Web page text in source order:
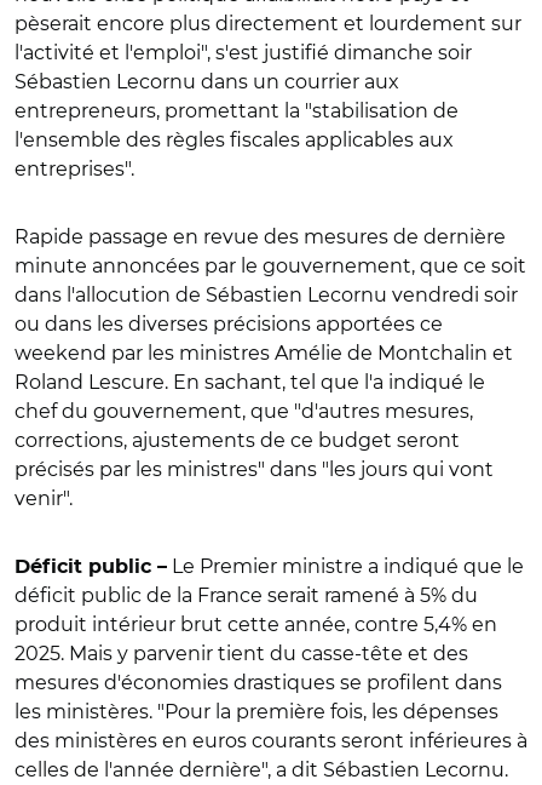
pèserait encore plus directement et lourdement sur
l'activité et l'emploi", s'est justifié dimanche soir
Sébastien Lecornu dans un courrier aux
entrepreneurs, promettant la "stabilisation de
l'ensemble des règles fiscales applicables aux
entreprises".
Rapide passage en revue des mesures de dernière
minute annoncées par le gouvernement, que ce soit
dans l'allocution de Sébastien Lecornu vendredi soir
ou dans les diverses précisions apportées ce
weekend par les ministres Amélie de Montchalin et
Roland Lescure. En sachant, tel que l'a indiqué le
chef du gouvernement, que "d'autres mesures,
corrections, ajustements de ce budget seront
précisés par les ministres" dans "les jours qui vont
venir".
Déficit public – Le Premier ministre a indiqué que le
déficit public de la France serait ramené à 5% du
produit intérieur brut cette année, contre 5,4% en
2025. Mais y parvenir tient du casse-tête et des
mesures d'économies drastiques se profilent dans
les ministères. "Pour la première fois, les dépenses
des ministères en euros courants seront inférieures à
celles de l'année dernière", a dit Sébastien Lecornu.